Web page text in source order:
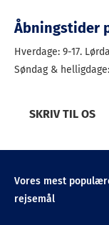
Åbningstider
Hverdage: 9-17.
Søndag &
SKRIV TIL OS
Vores mest
rejsemål